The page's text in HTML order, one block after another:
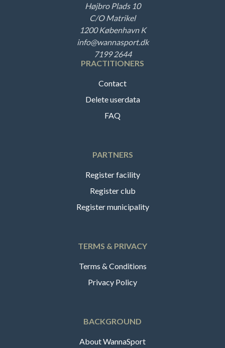
Højbro Plads 10
C/O Matrikel
1200 København K
info@wannasport.dk
7199 2644
PRACTITIONERS
Contact
Delete userdata
FAQ
PARTNERS
Register facility
Register club
Register municipality
TERMS & PRIVACY
Terms & Conditions
Privacy Policy
BACKGROUND
About WannaSport